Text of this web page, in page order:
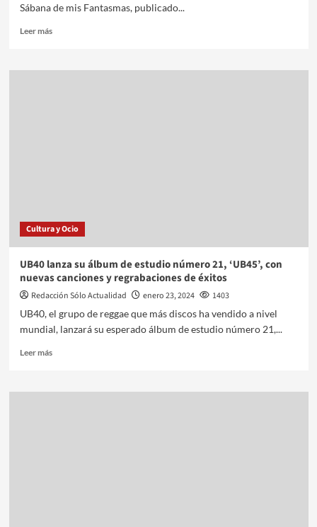
Sábana de mis Fantasmas, publicado...
Leer más
Cultura y Ocio
UB40 lanza su álbum de estudio número 21, ‘UB45’, con
nuevas canciones y regrabaciones de éxitos
Redacción Sólo Actualidad enero 23, 2024
1403
UB40, el grupo de reggae que más discos ha vendido a nivel
mundial, lanzará su esperado álbum de estudio número 21,...
Leer más